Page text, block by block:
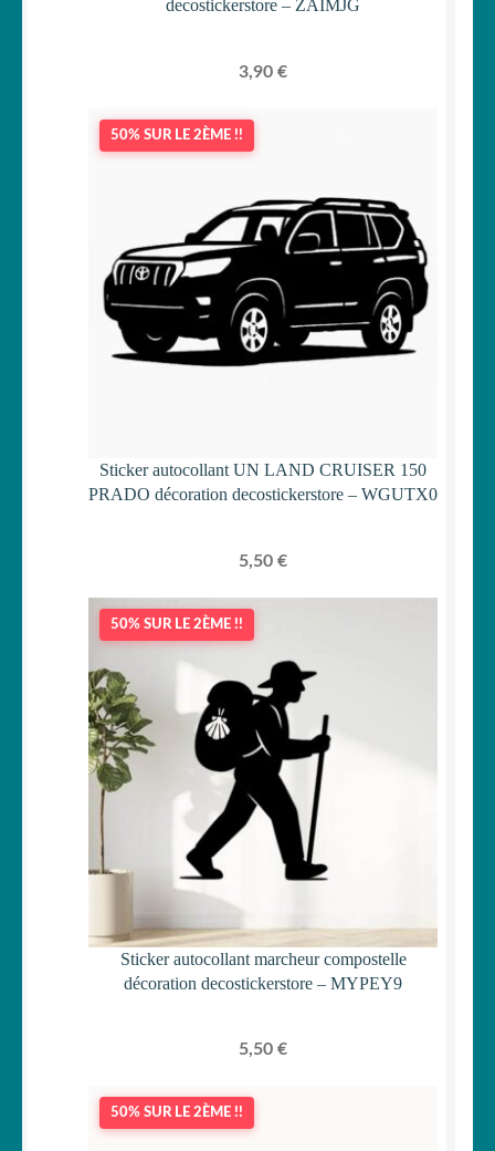
decostickerstore – ZAIMJG
3,90 €
50% SUR LE 2ÈME !!
Sticker autocollant UN LAND CRUISER 150
PRADO décoration decostickerstore – WGUTX0
5,50 €
50% SUR LE 2ÈME !!
Sticker autocollant marcheur compostelle
décoration decostickerstore – MYPEY9
5,50 €
50% SUR LE 2ÈME !!